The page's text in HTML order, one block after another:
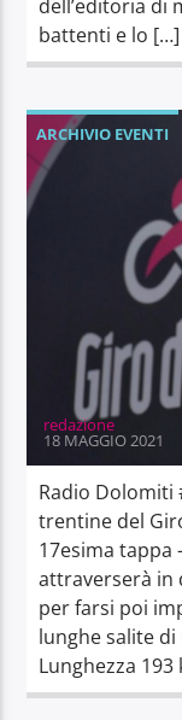
dell’editoria di
battenti e lo […]
ARCHIVIO EVENTI
redazione
18 MAGGIO 2021
Radio
trentine del
17esima tappa
attraverserà in
per farsi poi
lunghe salite di
Lunghezza 193